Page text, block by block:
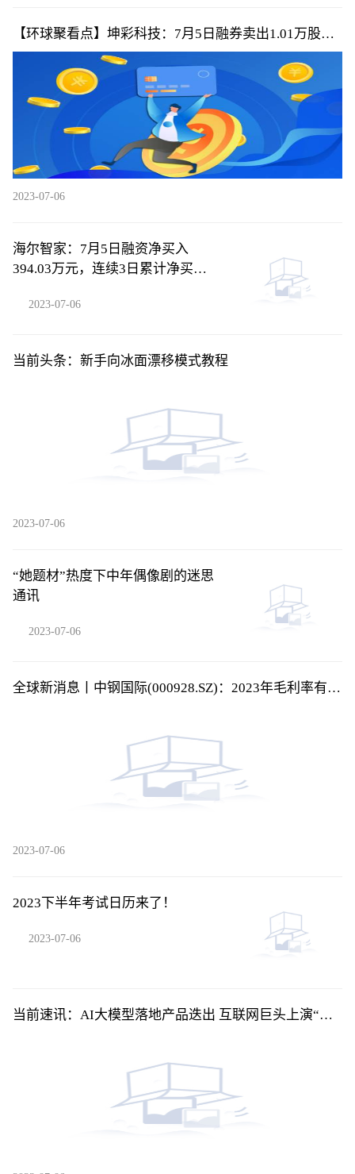
【环球聚看点】坤彩科技：7月5日融券卖出1.01万股，
融资融券余额4.39亿元
2023-07-06
海尔智家：7月5日融资净买入
394.03万元，连续3日累计净买入
2023-07-06
当前头条：新手向冰面漂移模式教程
2023-07-06
“她题材”热度下中年偶像剧的迷思
通讯
2023-07-06
全球新消息丨中钢国际(000928.SZ)：2023年毛利率有所
2023-07-06
2023下半年考试日历来了！
2023-07-06
当前速讯：AI大模型落地产品迭出 互联网巨头上演“速